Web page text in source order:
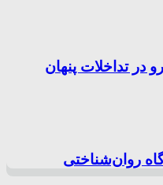
در تداخلات پنهان
روان‌شناختی